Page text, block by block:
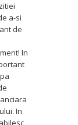
a-si
de
In
In